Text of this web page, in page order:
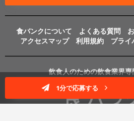
1分で応募する
食バンクについて よくある質問
アクセスマップ
利用規約 プライ
飲食人のための飲食業界